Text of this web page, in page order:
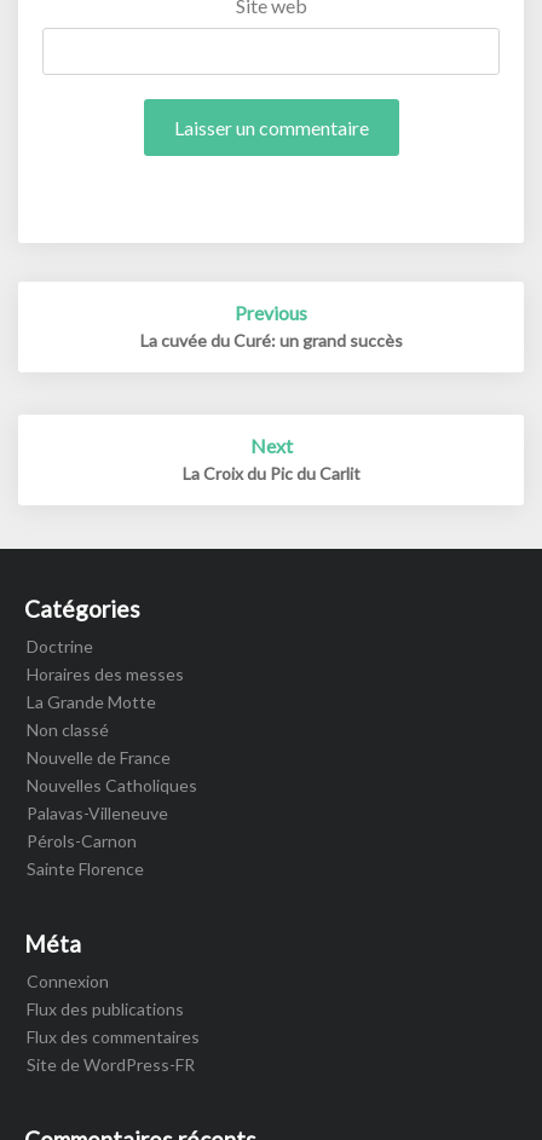
Site web
Previous
La cuvée du Curé: un grand succès
Next
La Croix du Pic du Carlit
Catégories
Doctrine
Horaires des messes
La Grande Motte
Non classé
Nouvelle de France
Nouvelles Catholiques
Palavas-Villeneuve
Pérols-Carnon
Sainte Florence
Méta
Connexion
Flux des publications
Flux des commentaires
Site de WordPress-FR